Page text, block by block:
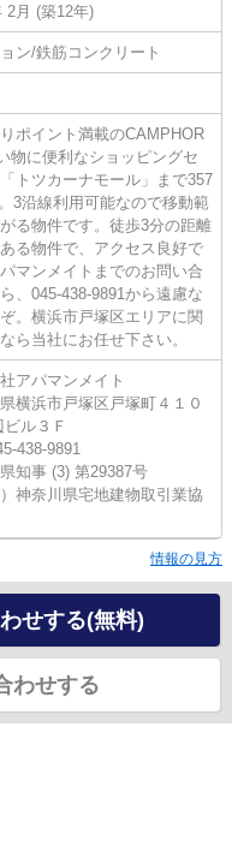
2月 (築12年)
ン/鉄筋コンクリート
ポイント満載のCAMPHOR
物に便利なショッピングセ
トツカーナモール」まで357
3沿線利用可能なので移動範
る物件です。徒歩3分の距離
る物件で、アクセス良好で
マンメイトまでのお問い合
、045-438-9891から遠慮な
。横浜市戸塚区エリアに関
ら当社にお任せ下さい。
アパマンメイト
横浜市戸塚区戸塚町４１０
ビル３Ｆ
438-9891
知事 (3) 第29387号
）神奈川県宅地建物取引業協
情報の見方
せする(無料)
わせする